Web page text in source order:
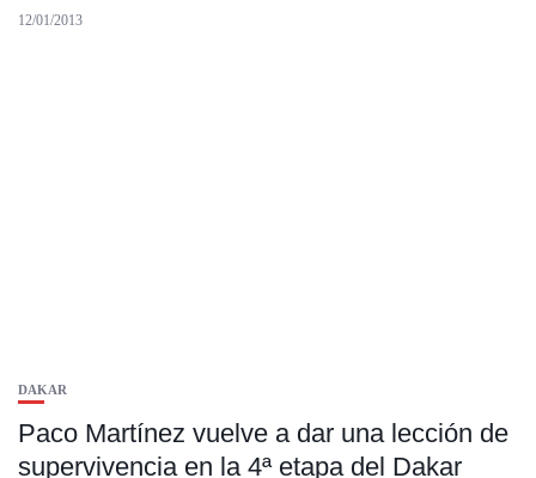
12/01/2013
DAKAR
Paco Martínez vuelve a dar una lección de
supervivencia en la 4ª etapa del Dakar